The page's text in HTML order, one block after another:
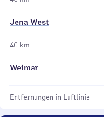
Jena West
40 km
Weimar
Entfernungen in Luftlinie